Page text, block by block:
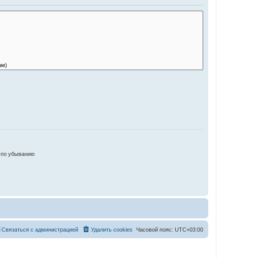
по убыванию
Часовой пояс: UTC+03:00
Удалить cookies
Связаться с администрацией